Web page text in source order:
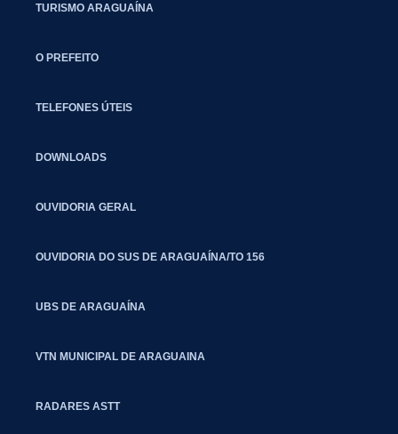
TURISMO ARAGUAÍNA
O PREFEITO
TELEFONES ÚTEIS
DOWNLOADS
OUVIDORIA GERAL
OUVIDORIA DO SUS DE ARAGUAÍNA/TO 156
UBS DE ARAGUAÍNA
VTN MUNICIPAL DE ARAGUAINA
RADARES ASTT